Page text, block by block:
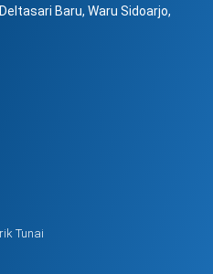
Baru, Waru Sidoarjo,
Tunai